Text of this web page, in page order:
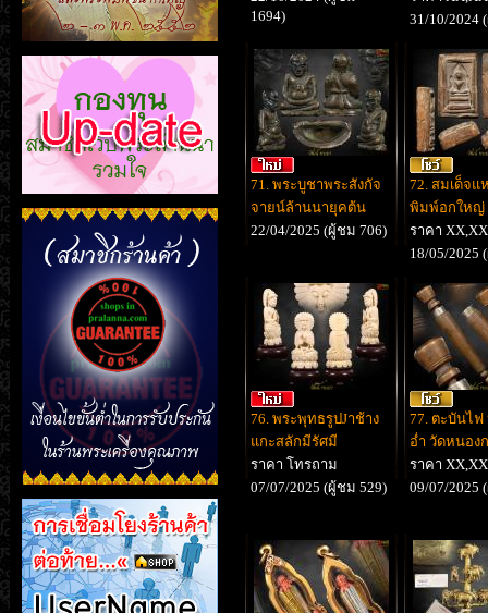
1694)
31/10/2024
71. พระบูชาพระสังกัจ
จายน์ล้านนายุคต้น
22/04/2025 (ผู้ชม 706)
72. สมเด็จแ
พิมพ์อกใหญ่
ราคา
18/05/2025
76. พระพุทธรูปJาช้าง
แกะสลักมีรัศมี
ราคา โทรถาม
07/07/2025 (ผู้ชม 529)
77. ตะบันไฟ
อ่ำ วัดหนอง
ราคา
09/07/2025